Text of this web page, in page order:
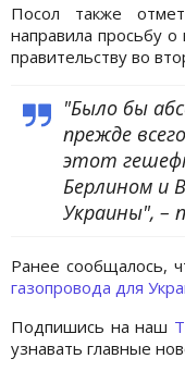
Посол также
направила просьбу
правительству во
"Было бы
прежде
этот
Берлином и
Украины", –
Ранее сообщалось,
газопровода для
Подпишись на наш
узнавать главные